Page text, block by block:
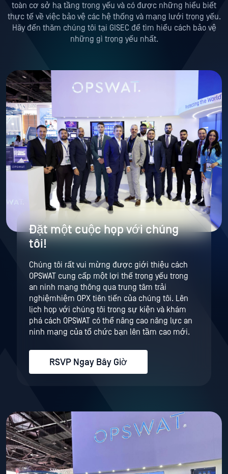
toàn cơ sở hạ tầng trọng yếu và có được những hiểu biết
thực tế về việc bảo vệ các hệ thống và mạng lưới trọng yếu.
Hãy đến thăm chúng tôi tại GISEC để tìm hiểu cách bảo vệ
những gì trọng yếu nhất.
Đặt một cuộc họp với chúng
tôi!
Chúng tôi rất vui mừng được giới thiệu cách
OPSWAT cung cấp một lợi thế trọng yếu trong
an ninh mạng thông qua trung tâm trải
nghiệmhiệm OPX tiên tiến của chúng tôi. Lên
lịch họp với chúng tôi trong sự kiện và khám
phá cách OPSWAT có thể nâng cao năng lực an
ninh mạng của tổ chức bạn lên tầm cao mới.
RSVP Ngay Bây Giờ